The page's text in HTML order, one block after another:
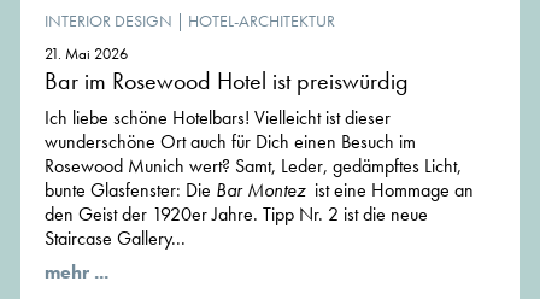
INTERIOR DESIGN | HOTEL-ARCHITEKTUR
21. Mai 2026
Bar im Rosewood Hotel ist preiswürdig
Ich liebe schöne Hotelbars! Vielleicht ist dieser
wunderschöne Ort auch für Dich einen Besuch im
Rosewood Munich wert? Samt, Leder, gedämpftes Licht,
bunte Glasfenster: Die Bar Montezist eine Hommage an
den Geist der 1920er Jahre. Tipp Nr. 2 ist die neue
Staircase Gallery...
mehr ...